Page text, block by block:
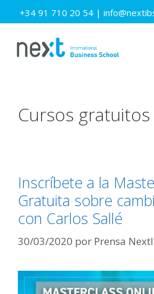
Saltar
al
+34 91 710 20 54 |
Cursos gratuitos
Inscríbete a la
Gratuita sobre
con Carlos Sallé
30/03/2020 por Prensa